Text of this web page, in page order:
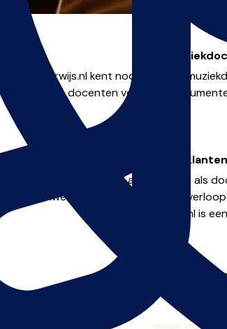
Wil je
Muziekonderwijs.nl kent nooit genoeg
docenten voor alle
Onze
"Ik ben sinds april 2017 aangesloten als
samenwerking! De communicatie
Muziekonderwijs .nl is
Frédérique